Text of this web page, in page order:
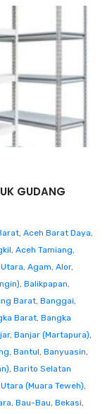
GUDANG
, Aceh Barat Daya,
, Aceh Tamiang,
, Agam, Alor,
, Balikpapan,
Barat, Banggai,
Barat, Bangka
, Banjar (Martapura),
, Bantul, Banyuasin,
, Barito Selatan
(Muara Teweh),
, Bau-Bau, Bekasi,